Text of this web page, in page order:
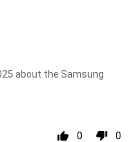
about the Samsung
0 0